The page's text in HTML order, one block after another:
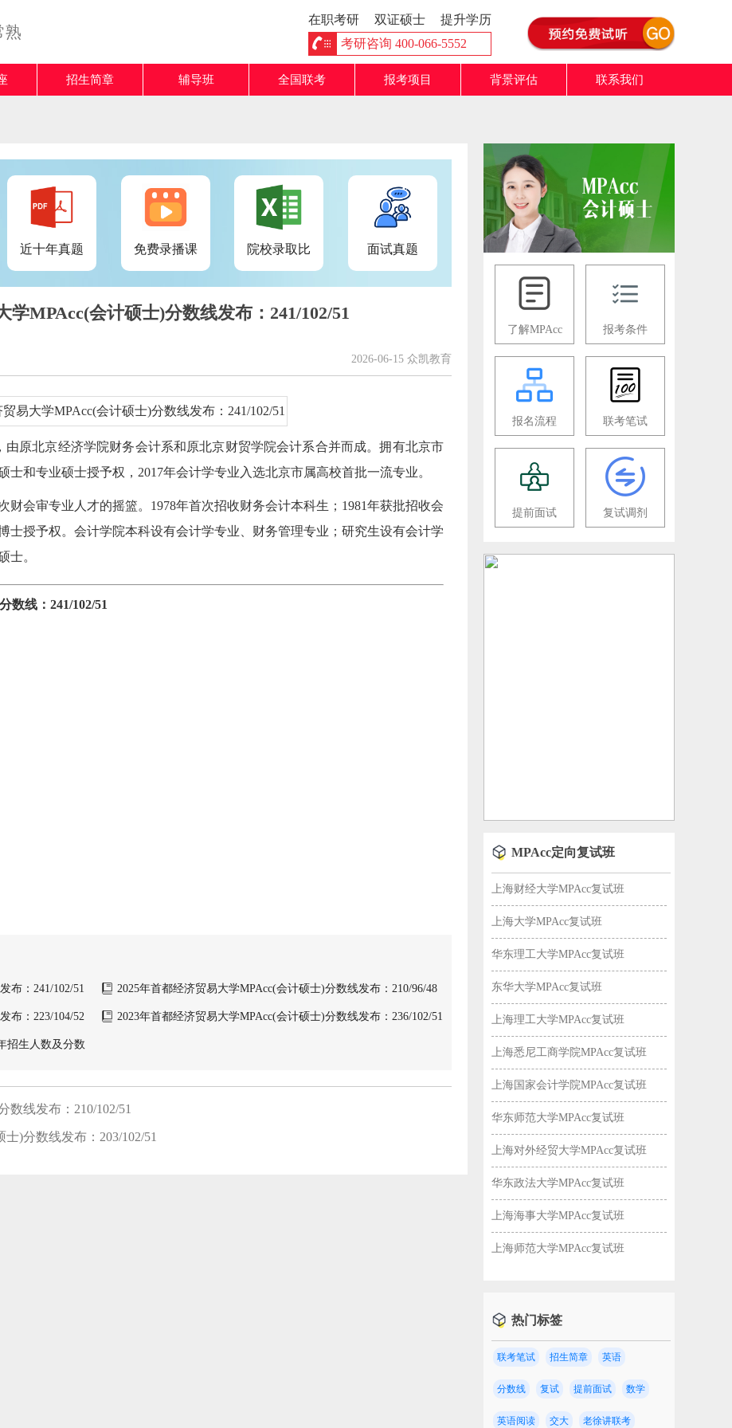
熟
在职考研 双证硕士
提升学历
考研咨询 400-066-5552
招生简章 辅导班 全国联考 报考项目 背景评估 联系我们
近十年真题 免费录播课 院校录取比 面试真题
学MPAcc(会计硕士)分数线发布：241/102/51
2026-06-15 众凯教育
由原北京经济学院财务会计系和原北京财贸学院会计系合并而成。拥有北京市
和专业硕士授予权，2017年会计学专业入选北京市属高校首批一流专业。
会审专业人才的摇篮。1978年首次招收财务会计本科生；1981年获批招收会
士授予权。会计学院本科设有会计学专业、财务管理专业；研究生设有会计学
士。
数线：241/102/51
布：241/102/51 2025年首都经济贸易大学MPAcc(会计硕士)分数线发布：210/96/48
布：223/104/52 2023年首都经济贸易大学MPAcc(会计硕士)分数线发布：236/102/51
招生人数及分数
数线发布：210/102/51
)分数线发布：203/102/51
了解MPAcc 报考条件
报名流程 联考笔试
提前面试 复试调剂
MPAcc定向复试班
上海财经大学MPAcc复试班
上海大学MPAcc复试班
华东理工大学MPAcc复试班
东华大学MPAcc复试班
上海理工大学MPAcc复试班
上海悉尼工商学院MPAcc复试班
上海国家会计学院MPAcc复试班
华东师范大学MPAcc复试班
上海对外经贸大学MPAcc复试班
华东政法大学MPAcc复试班
上海海事大学MPAcc复试班
上海师范大学MPAcc复试班
热门标签
联考笔试 招生简章 英语
分数线 复试 提前面试 数学
英语阅读 交大 老徐讲联考